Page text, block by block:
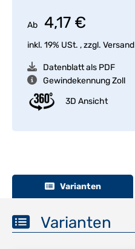
Ab 4,17 €
inkl. 19% USt. , zzgl. Versand
Datenblatt als PDF
Gewindekennung Zoll
3D Ansicht
Varianten
Varianten